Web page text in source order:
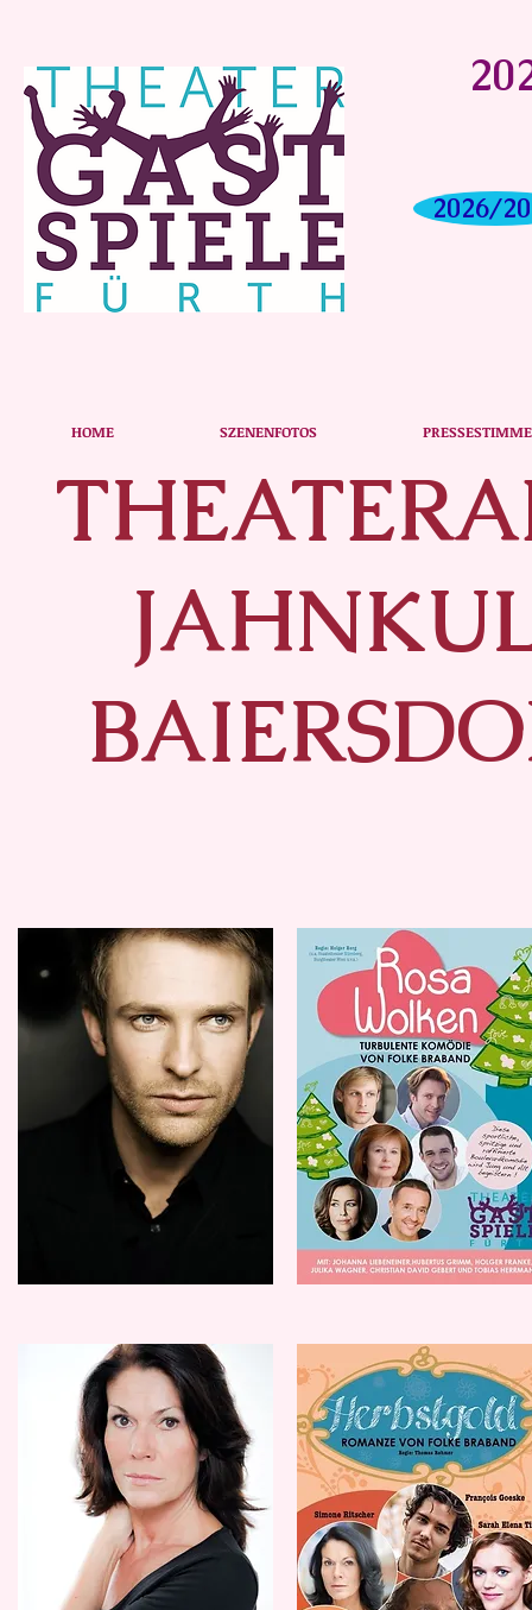
2026/
HOME SZENENFOTOS